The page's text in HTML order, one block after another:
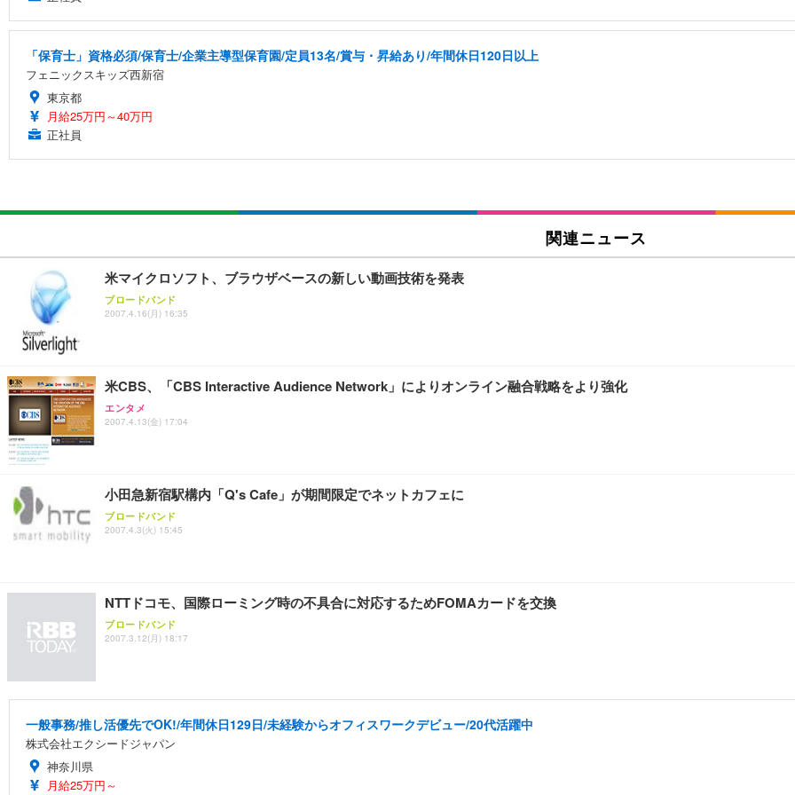
「保育士」資格必須/保育士/企業主導型保育園/定員13名/賞与・昇給あり/年間休日120日以上
フェニックスキッズ西新宿
東京都
月給25万円～40万円
正社員
関連ニュース
米マイクロソフト、ブラウザベースの新しい動画技術を発表
ブロードバンド
2007.4.16(月) 16:35
米CBS、「CBS Interactive Audience Network」によりオンライン融合戦略をより強化
エンタメ
2007.4.13(金) 17:04
小田急新宿駅構内「Q's Cafe」が期間限定でネットカフェに
ブロードバンド
2007.4.3(火) 15:45
NTTドコモ、国際ローミング時の不具合に対応するためFOMAカードを交換
ブロードバンド
2007.3.12(月) 18:17
一般事務/推し活優先でOK!/年間休日129日/未経験からオフィスワークデビュー/20代活躍中
株式会社エクシードジャパン
神奈川県
月給25万円～